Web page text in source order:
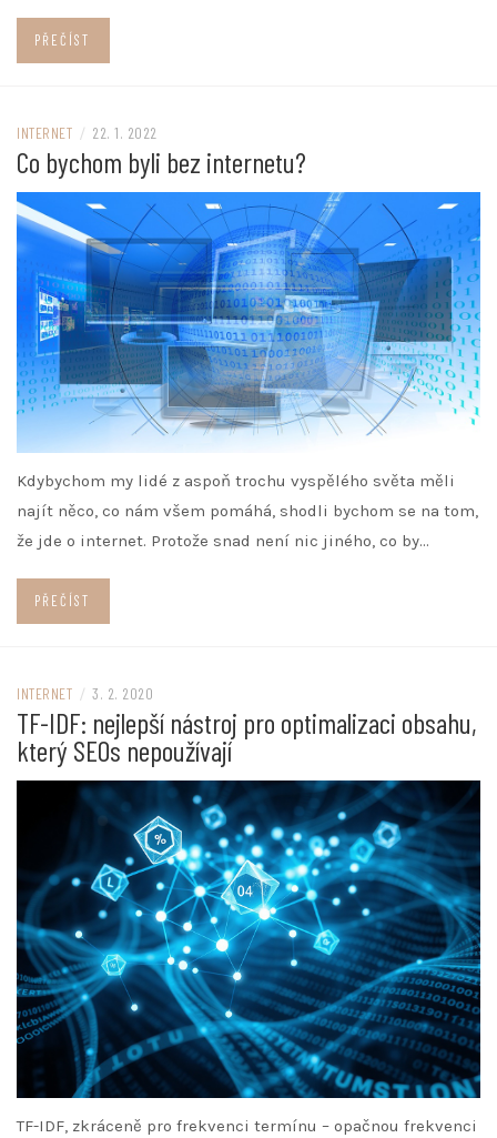
PŘEČÍST
INTERNET / 22. 1. 2022
Co bychom byli bez internetu?
Kdybychom my lidé z aspoň trochu vyspělého světa měli
najít něco, co nám všem pomáhá, shodli bychom se na tom,
že jde o internet. Protože snad není nic jiného, co by…
PŘEČÍST
INTERNET / 3. 2. 2020
TF-IDF: nejlepší nástroj pro optimalizaci obsahu,
který SEOs nepoužívají
TF-IDF, zkráceně pro frekvenci termínu – opačnou frekvenci